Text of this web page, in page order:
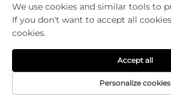
Bản quyền © Công ty TNHH Dệt May
quyền được bảo lưu Chính
We use cookies and similar tools to
If you don't want to accept all
cookies.
Personalize cookies
Accept all